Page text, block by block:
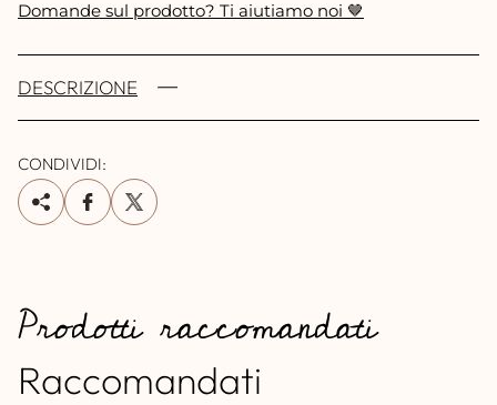
Domande sul prodotto? Ti aiutiamo noi 🤎
DESCRIZIONE
CONDIVIDI:
Prodotti raccomandati
Raccomandati